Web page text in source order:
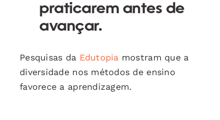
praticarem antes de
avançar.
Pesquisas da Edutopia mostram que a
diversidade nos métodos de ensino
favorece a aprendizagem.